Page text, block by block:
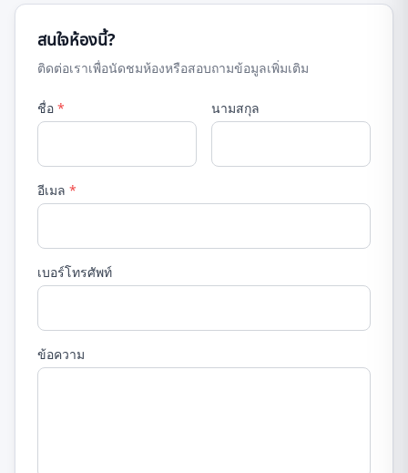
สนใจห้องนี้?
ติดต่อเราเพื่อนัดชมห้องหรือสอบถามข้อมูลเพิ่มเติม
ชื่อ * นามสกุล
อีเมล *
เบอร์โทรศัพท์
ข้อความ